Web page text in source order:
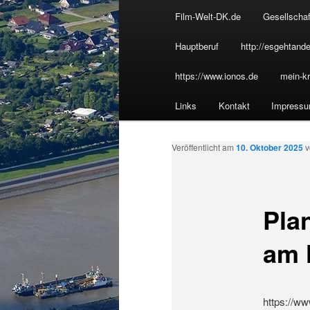
Inhalt
wechseln
Film-Welt-DK.de
Hauptberuf http://
https://www.ionos.de mein-
Links Kontakt
am
Veröffentlicht am 10. Oktober 2025
https://